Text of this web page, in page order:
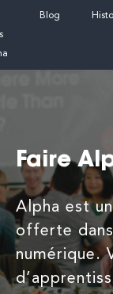
Blog
Faire
Alpha est
offerte
numérique.